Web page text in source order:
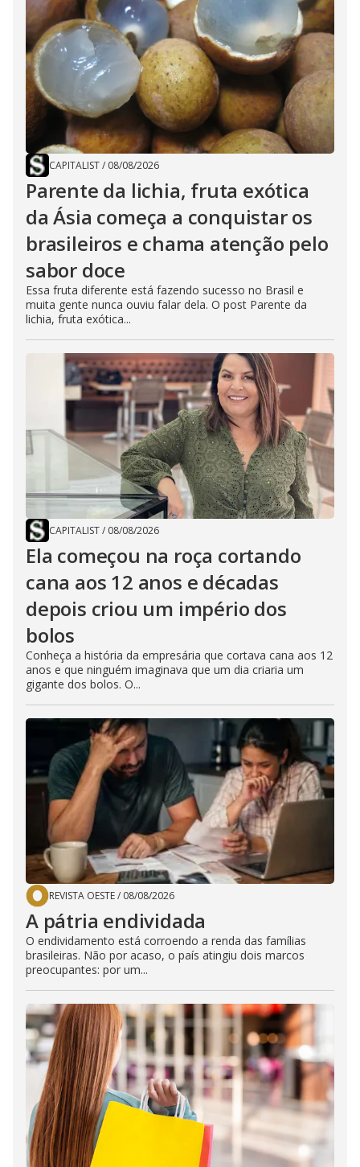
CAPITALIST/ 08/08/2026
Parente da lichia, fruta exótica
da Ásia começa a conquistar os
brasileiros e chama atenção pelo
sabor doce
Essa fruta diferente está fazendo sucesso no Brasil e
muita gente nunca ouviu falar dela. O post Parente da
lichia, fruta exótica...
CAPITALIST/ 08/08/2026
Ela começou na roça cortando
cana aos 12 anos e décadas
depois criou um império dos
bolos
Conheça a história da empresária que cortava cana aos 12
anos e que ninguém imaginava que um dia criaria um
gigante dos bolos. O...
REVISTA OESTE/ 08/08/2026
A pátria endividada
O endividamento está corroendo a renda das famílias
brasileiras. Não por acaso, o país atingiu dois marcos
preocupantes: por um...